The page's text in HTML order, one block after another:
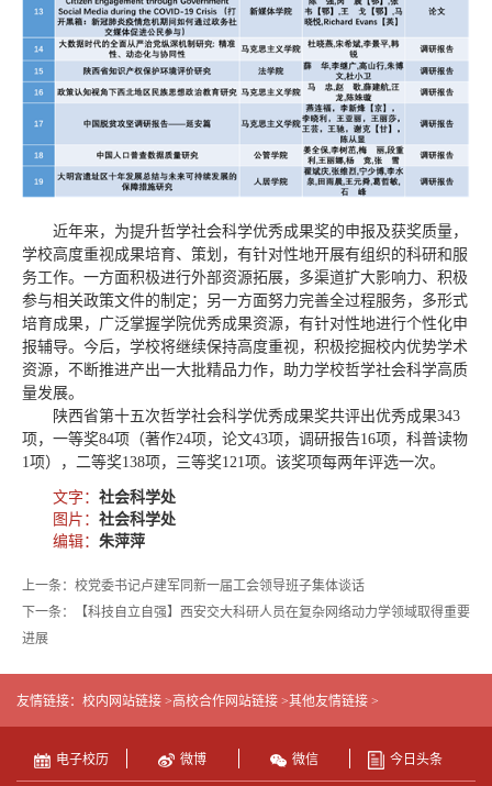
近年来，为提升哲学社会科学优秀成果奖的申报及获奖质量，
学校高度重视成果培育、策划，有针对性地开展有组织的科研和服
务工作。一方面积极进行外部资源拓展，多渠道扩大影响力、积极
参与相关政策文件的制定；另一方面努力完善全过程服务，多形式
培育成果，广泛掌握学院优秀成果资源，有针对性地进行个性化申
报辅导。今后，学校将继续保持高度重视，积极挖掘校内优势学术
资源，不断推进产出一大批精品力作，助力学校哲学社会科学高质
量发展。
陕西省第十五次哲学社会科学优秀成果奖共评出优秀成果343
项，一等奖84项（著作24项，论文43项，调研报告16项，科普读物
1项），二等奖138项，三等奖121项。该奖项每两年评选一次。
文字： 社会科学处
图片： 社会科学处
编辑： 朱萍萍
上一条：校党委书记卢建军同新一届工会领导班子集体谈话
下一条：【科技自立自强】西安交大科研人员在复杂网络动力学领域取得重要
进展
友情链接： 校内网站链接 >高校合作网站链接 >其他友情链接 >
电子校历 微博 微信 今日头条